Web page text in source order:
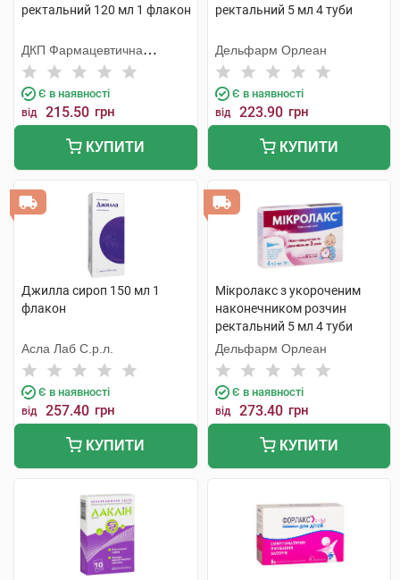
ректальний 120 мл 1 флакон
ДКП Фармацевтична
фабрика
Є в наявності
від 215.50 грн
КУПИТИ
ректальний 5 мл 4 туби
Дельфарм Орлеан
Є в наявності
від 223.90 грн
КУПИТИ
Джилла сироп 150 мл 1
флакон
Асла Лаб С.р.л.
Є в наявності
від 257.40 грн
КУПИТИ
Мікролакс з укороченим
наконечником розчин
ректальний 5 мл 4 туби
Дельфарм Орлеан
Є в наявності
від 273.40 грн
КУПИТИ